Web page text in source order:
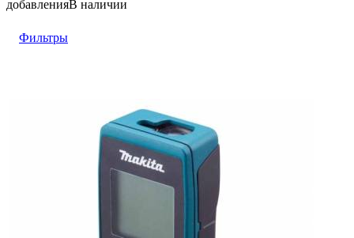
добавленияВ наличии
Фильтры